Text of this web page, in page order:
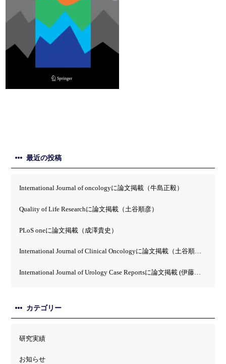
最近の投稿
International Journal of oncologyに論文掲載（牛島正毅）
Quality of Life Researchに論文掲載（土谷順彦）
PLoS oneに論文掲載（成澤貴史）
International Journal of Clinical Oncologyに論文掲載（土谷順彦）
カテゴリー
研究実績
お知らせ